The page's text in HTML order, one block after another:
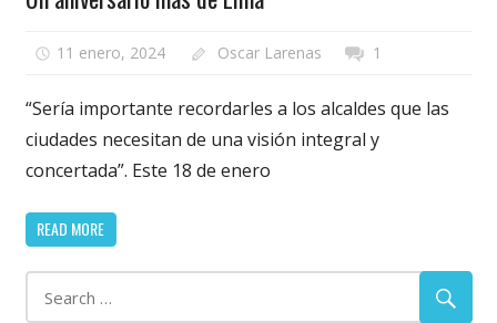
11 enero, 2024 Oscar Larenas 1
“Sería importante recordarles a los alcaldes que las
ciudades necesitan de una visión integral y
concertada”. Este 18 de enero
READ MORE